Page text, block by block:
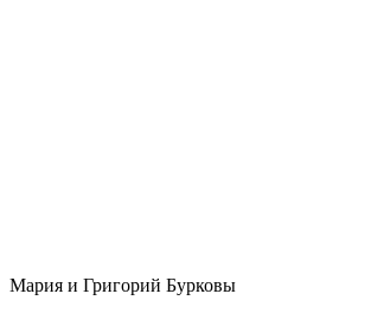
Мария и Григорий Бурковы